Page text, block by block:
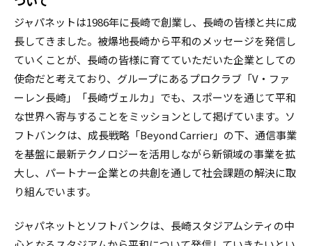
ジャパネットは1986年に長崎で創業し、長崎の皆様と共に成
長してきました。被爆地長崎から平和のメッセージを発信し
ていくことが、長崎の皆様に育てていただいた企業としての
使命だと考えており、グループにあるプロクラブ「V・ファ
ーレン長崎」「長崎ヴェルカ」でも、スポーツを通じて平和
な世界へ寄与することをミッションとして掲げています。ソ
フトバンクは、成長戦略「Beyond Carrier」の下、通信事業
を基盤に最新テクノロジーを活用しながら新領域の事業を拡
大し、パートナー企業との共創を通して社会課題の解決に取
り組んでいます。
ジャパネットとソフトバンクは、長崎スタジアムシティの中